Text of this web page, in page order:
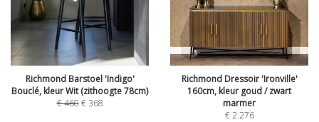
Richmond Barstoel 'Indigo'
Bouclé, kleur Wit (zithoogte 78cm)
€460 €368
Richmond Dressoir 'Ironville'
160cm, kleur goud / zwart
marmer
€2.276